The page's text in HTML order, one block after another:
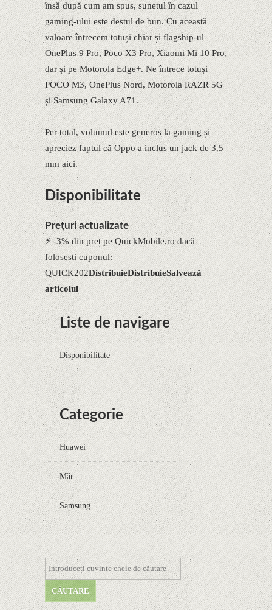
însă după cum am spus, sunetul în cazul
gaming-ului este destul de bun. Cu această
valoare întrecem totuși chiar și flagship-ul
OnePlus 9 Pro, Poco X3 Pro, Xiaomi Mi 10 Pro,
dar și pe Motorola Edge+. Ne întrece totuși
POCO M3, OnePlus Nord, Motorola RAZR 5G
și Samsung Galaxy A71.
Per total, volumul este generos la gaming și
apreciez faptul că Oppo a inclus un jack de 3.5
mm aici.
Disponibilitate
Prețuri actualizate
⚡ -3% din preț pe QuickMobile.ro dacă
folosești cuponul:
QUICK202DistribuieDistribuieSalvează
articolul
Liste de navigare
Disponibilitate
Categorie
Huawei
Măr
Samsung